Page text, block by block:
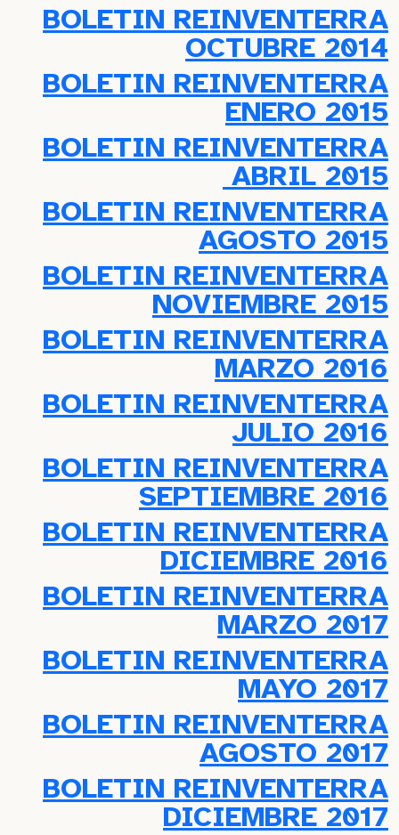
BOLETIN REINVENTERRA
OCTUBRE 2014
BOLETIN REINVENTERRA
ENERO 2015
BOLETIN REINVENTERRA
ABRIL 2015
BOLETIN REINVENTERRA
AGOSTO 2015
BOLETIN REINVENTERRA
NOVIEMBRE 2015
BOLETIN REINVENTERRA
MARZO 2016
BOLETIN REINVENTERRA
JULIO 2016
BOLETIN REINVENTERRA
SEPTIEMBRE 2016
BOLETIN REINVENTERRA
DICIEMBRE 2016
BOLETIN REINVENTERRA
MARZO 2017
BOLETIN REINVENTERRA
MAYO 2017
BOLETIN REINVENTERRA
AGOSTO 2017
BOLETIN REINVENTERRA
DICIEMBRE 2017